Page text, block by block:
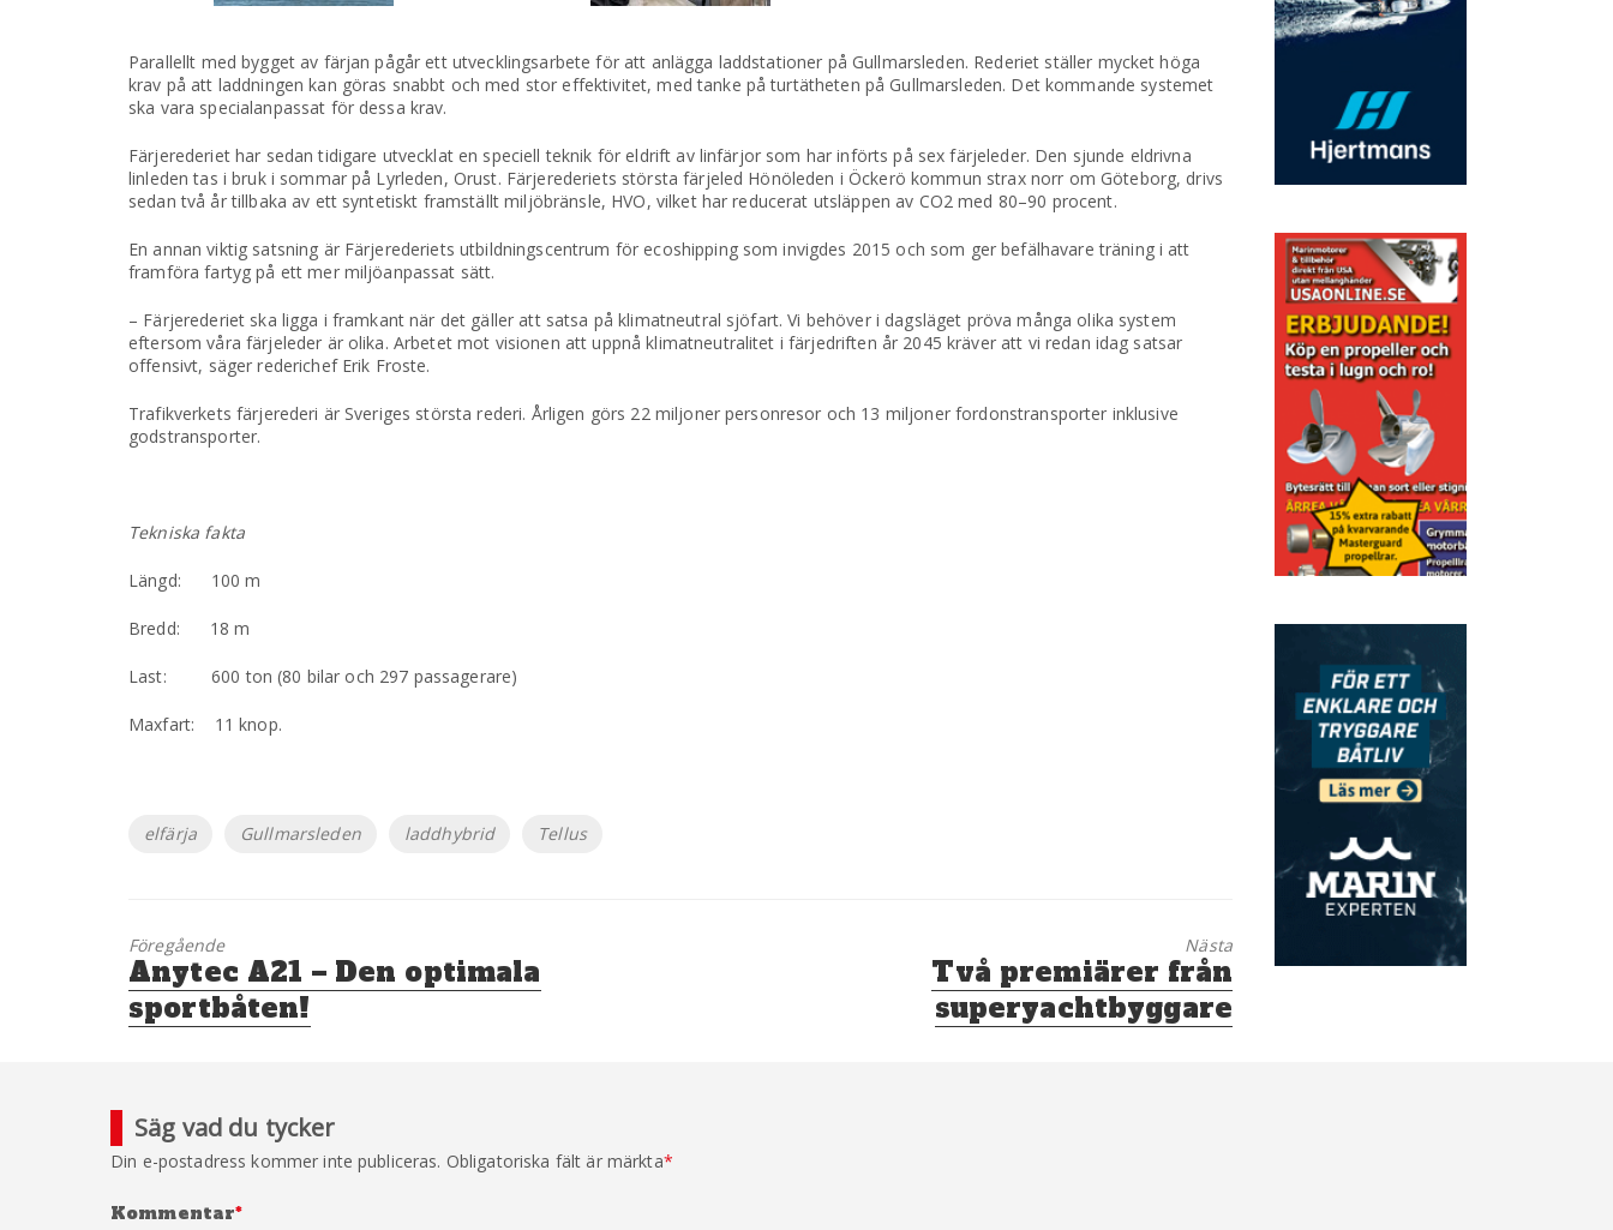
Parallellt med bygget av färjan pågår ett utvecklingsarbete för att anlägga laddstationer på Gullmarsleden. Rederiet ställer mycket höga
krav på att laddningen kan göras snabbt och med stor effektivitet, med tanke på turtätheten på Gullmarsleden. Det kommande systemet
ska vara specialanpassat för dessa krav.
Färjerederiet har sedan tidigare utvecklat en speciell teknik för eldrift av linfärjor som har införts på sex färjeleder. Den sjunde eldrivna
linleden tas i bruk i sommar på Lyrleden, Orust. Färjerederiets största färjeled Hönöleden i Öckerö kommun strax norr om Göteborg, drivs
sedan två år tillbaka av ett syntetiskt framställt miljöbränsle, HVO, vilket har reducerat utsläppen av CO2 med 80–90 procent.
En annan viktig satsning är Färjerederiets utbildningscentrum för ecoshipping som invigdes 2015 och som ger befälhavare träning i att
framföra fartyg på ett mer miljöanpassat sätt.
– Färjerederiet ska ligga i framkant när det gäller att satsa på klimatneutral sjöfart. Vi behöver i dagsläget pröva många olika system
eftersom våra färjeleder är olika. Arbetet mot visionen att uppnå klimatneutralitet i färjedriften år 2045 kräver att vi redan idag satsar
offensivt, säger rederichef Erik Froste.
Trafikverkets färjerederi är Sveriges största rederi. Årligen görs 22 miljoner personresor och 13 miljoner fordonstransporter inklusive
godstransporter.
Tekniska fakta
Längd: 100 m
Bredd: 18 m
Last: 600 ton (80 bilar och 297 passagerare)
Maxfart: 11 knop.
Etiketter
elfärja Gullmarsleden laddhybrid Tellus
Föregående
Föregående
inlägg:
Anytec A21 – Den optimala
sportbåten!
Nästa
Nästa
inlägg:
Två premiärer från
superyachtbyggare
Säg vad du tycker
Din e-postadress kommer inte publiceras. Obligatoriska fält är märkta*
Kommentar*